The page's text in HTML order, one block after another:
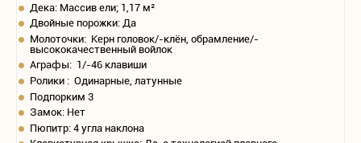
Дека: Массив ели; 1,17 м²
Двойные порожки: Да
Молоточки: Керн головок/-клён, обрамление/-
высококачественный войлок
Аграфы: 1/-46 клавиши
Ролики : Одинарные, латунные
Подпорким 3
Замок: Нет
Пюпитр: 4 угла наклона